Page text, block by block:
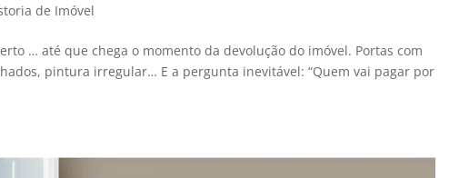
de Imóvel
… até que chega o momento da devolução do imóvel. Portas com
pintura irregular… E a pergunta inevitável: “Quem vai pagar por